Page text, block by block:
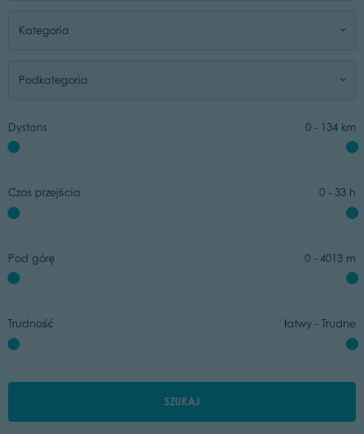
Kategoria
Podkategoria
Dystans 0 - 134 km
Czas przejścia 0 - 33 h
Pod górę 0 - 4013 m
Trudność łatwy -Trudne
SZUKAJ